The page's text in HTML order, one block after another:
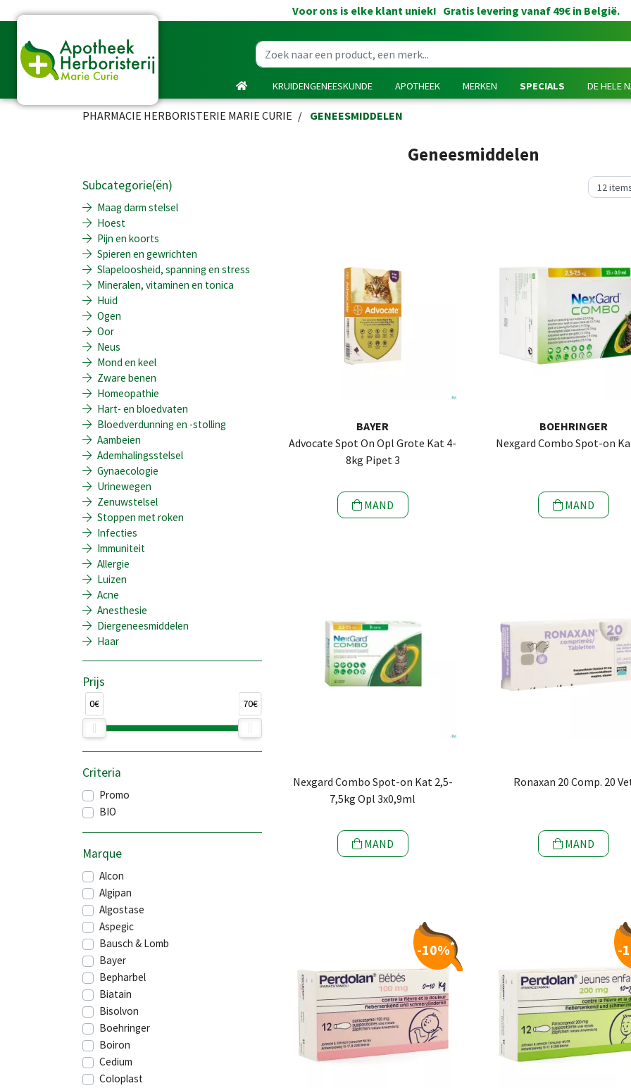
Voor ons is elke klant uniek! Gratis levering vanaf 49€ in België.
KRUIDENGENEESKUNDE APOTHEEK MERKEN SPECIALS DE HELE
PHARMACIE HERBORISTERIE MARIE CURIE GENEESMIDDELEN
Geneesmiddelen
Subcategorie(ën)
Maag darm stelsel
Hoest
Pijn en koorts
Spieren en gewrichten
Slapeloosheid, spanning en stress
Mineralen, vitaminen en tonica
Huid
Ogen
Oor
Neus
Mond en keel
Zware benen
Homeopathie
Hart- en bloedvaten
Bloedverdunning en -stolling
Aambeien
Ademhalingsstelsel
Gynaecologie
Urinewegen
Zenuwstelsel
Stoppen met roken
Infecties
Immuniteit
Allergie
Luizen
Acne
Anesthesie
Diergeneesmiddelen
Haar
Prijs
0€ 70€
Criteria
Promo
BIO
Marque
Alcon
Algipan
Algostase
Aspegic
Bausch & Lomb
Bayer
Bepharbel
Biatain
Bisolvon
Boehringer
Boiron
Cedium
Coloplast
BAYER
Advocate Spot On Opl Grote Kat 4-
8kg Pipet 3
MAND
BOEHRINGER
Nexgard Combo Spot-on
MAND
Nexgard Combo Spot-on Kat 2,5-
7,5kg Opl 3x0,9ml
MAND
Ronaxan 20 Comp. 20
MAND
-10%* -